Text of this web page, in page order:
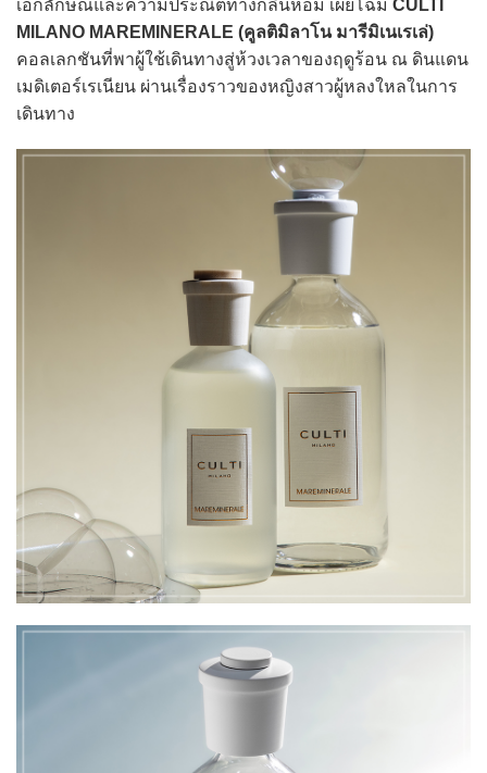
เอกลักษณ์และความประณีตทางกลิ่นหอม เผยโฉม CULTI
MILANO MAREMINERALE (คูลติมิลาโน มารีมิเนเรเล่)
คอลเลกชันที่พาผู้ใช้เดินทางสู่ห้วงเวลาของฤดูร้อน ณ ดินแดน
เมดิเตอร์เรเนียน ผ่านเรื่องราวของหญิงสาวผู้หลงใหลในการ
เดินทาง